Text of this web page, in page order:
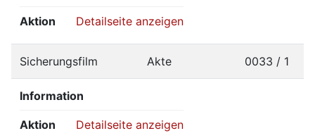
Aktion Detailseite anzeigen
Sicherungsfilm Akte 0033 / 1
Information
Aktion Detailseite anzeigen